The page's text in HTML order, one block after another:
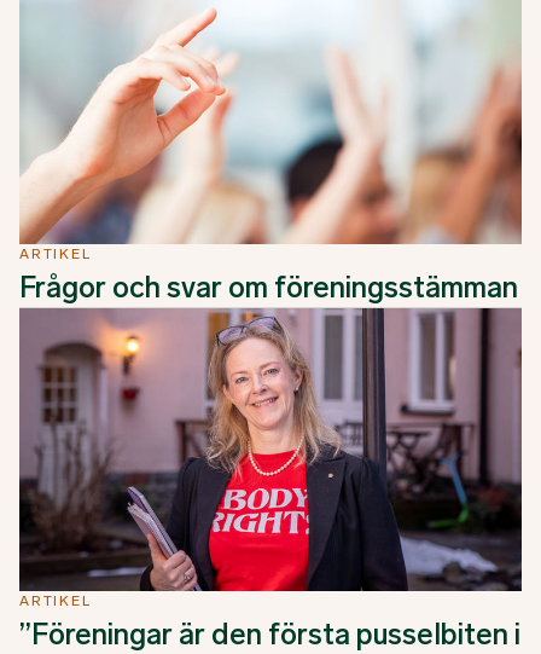
ARTIKEL
Frågor och svar om föreningsstämman
ARTIKEL
”Föreningar är den första pusselbiten i